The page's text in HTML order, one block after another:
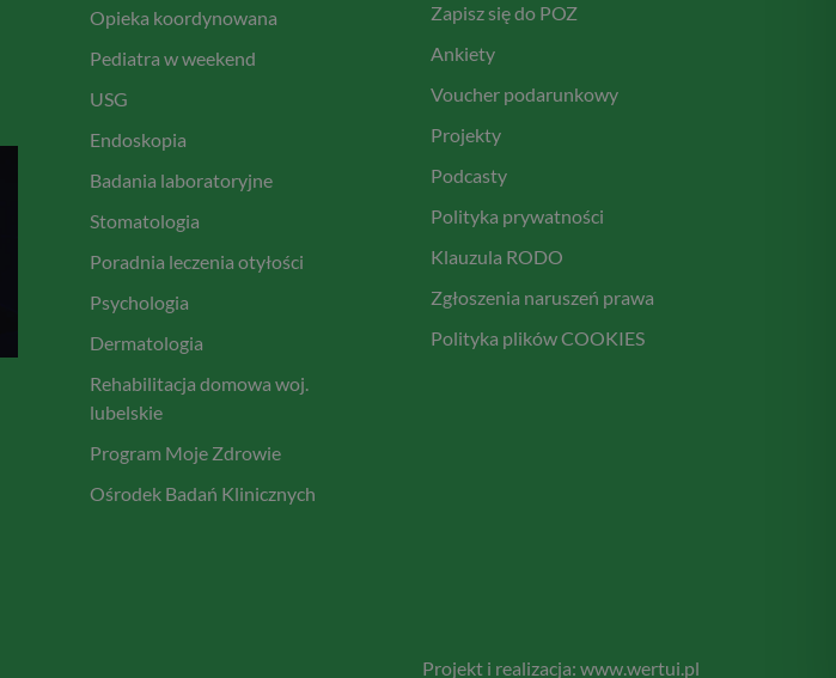
Opieka koordynowana
Pediatra w weekend
USG
Endoskopia
Badania laboratoryjne
Stomatologia
Poradnia leczenia otyłości
Psychologia
Dermatologia
Rehabilitacja domowa woj.
lubelskie
Program Moje Zdrowie
Ośrodek Badań Klinicznych
Zapisz się do POZ
Ankiety
Voucher podarunkowy
Projekty
Podcasty
Polityka prywatności
Klauzula RODO
Zgłoszenia naruszeń prawa
Polityka plików COOKIES
Projekt i realizacja: www.wertui.pl